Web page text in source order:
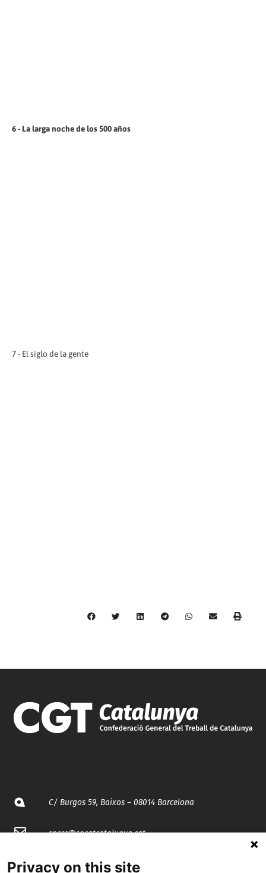
6 - La larga noche de los 500 años
7 - El siglo de la gente
C/ Burgos 59, Baixos – 08014 Barcelona
spccc@spcgtcatalunya.cat
935 120 481
Privacy on this site